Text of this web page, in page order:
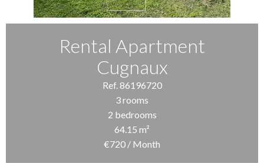
Rental Apartment
Cugnaux
Ref. 86196720
3 rooms
2 bedrooms
64.15 m²
€720 / Month